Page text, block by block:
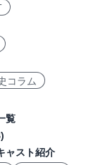
コラム
覧
ャスト紹介